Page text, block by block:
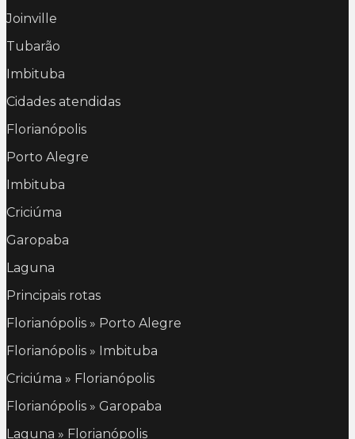
Joinville
Tubarão
Imbituba
Cidades atendidas
Florianópolis
Porto Alegre
Imbituba
Criciúma
Garopaba
Laguna
Principais rotas
Florianópolis » Porto Alegre
Florianópolis » Imbituba
Criciúma » Florianópolis
Florianópolis » Garopaba
Laguna » Florianópolis